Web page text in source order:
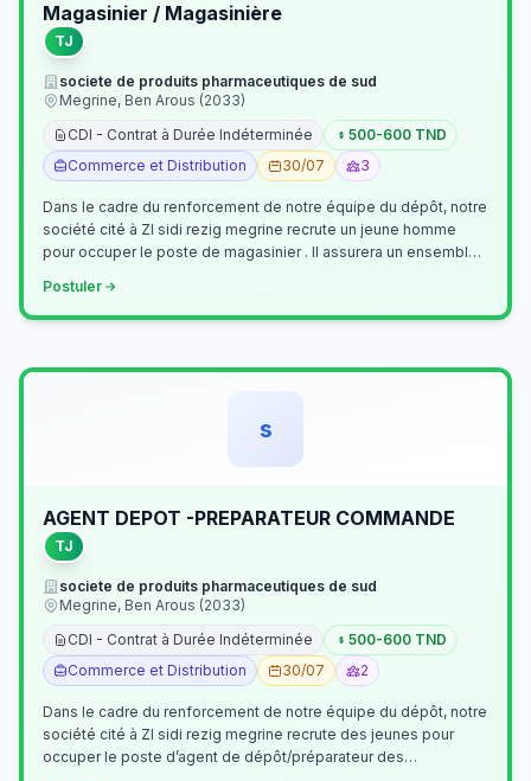
Magasinier / Magasinière
TJ
societe de produits pharmaceutiques de sud
Megrine, Ben Arous (2033)
CDI - Contrat à Durée Indéterminée
500-600 TND
Commerce et Distribution
30/07 3
Dans le cadre du renforcement de notre équipe du dépôt, notre
société cité à ZI sidi rezig megrine recrute un jeune homme
pour occuper le poste de magasinier . Il assurera un ensemble
Postuler
s
AGENT DEPOT -PREPARATEUR COMMANDE
TJ
societe de produits pharmaceutiques de sud
Megrine, Ben Arous (2033)
CDI - Contrat à Durée Indéterminée
500-600 TND
Commerce et Distribution
30/07 2
Dans le cadre du renforcement de notre équipe du dépôt, notre
société cité à ZI sidi rezig megrine recrute des jeunes pour
occuper le poste d’agent de dépôt/préparateur des